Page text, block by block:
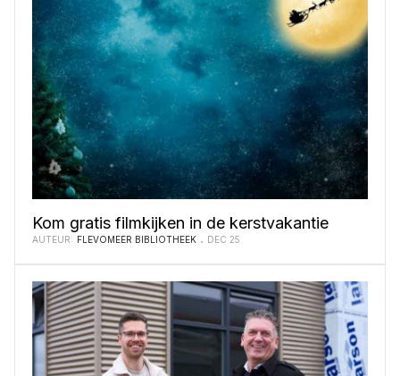
Kom gratis filmkijken in de kerstvakantie
AUTEUR: FLEVOMEER BIBLIOTHEEK DEC 25